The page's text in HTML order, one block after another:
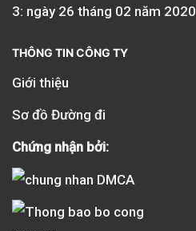
3: ngày 26 tháng 02 năm 2020
THÔNG TIN CÔNG TY
Giới thiệu
Sơ đồ Đường đi
Chứng nhận bởi: